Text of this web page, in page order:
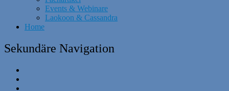
Events & Webinare
Laokoon & Cassandra
Home
Sekundäre Navigation